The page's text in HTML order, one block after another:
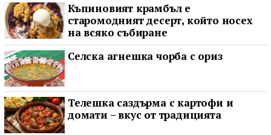
Къпиновият крамбъл е
старомодният десерт, който носех
на всяко събиране
Селска агнешка чорба с ориз
Телешка саздърма с картофи и
домати – вкус от традицията